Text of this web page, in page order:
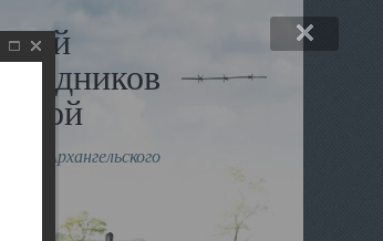
Архангельского